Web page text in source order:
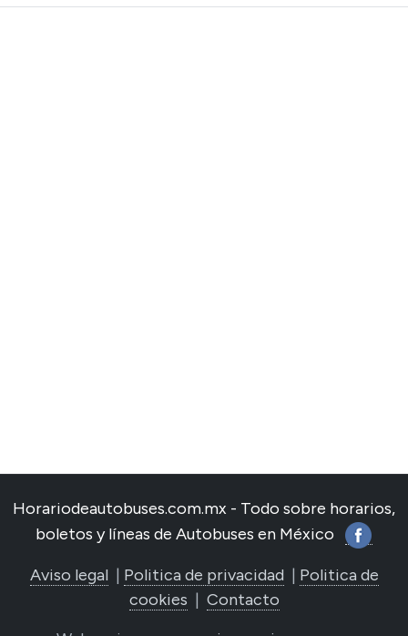
Horariodeautobuses.com.mx - Todo sobre horarios,
boletos y líneas de Autobuses en México
Aviso legal| Politica de privacidad | Politica de
cookies | Contacto